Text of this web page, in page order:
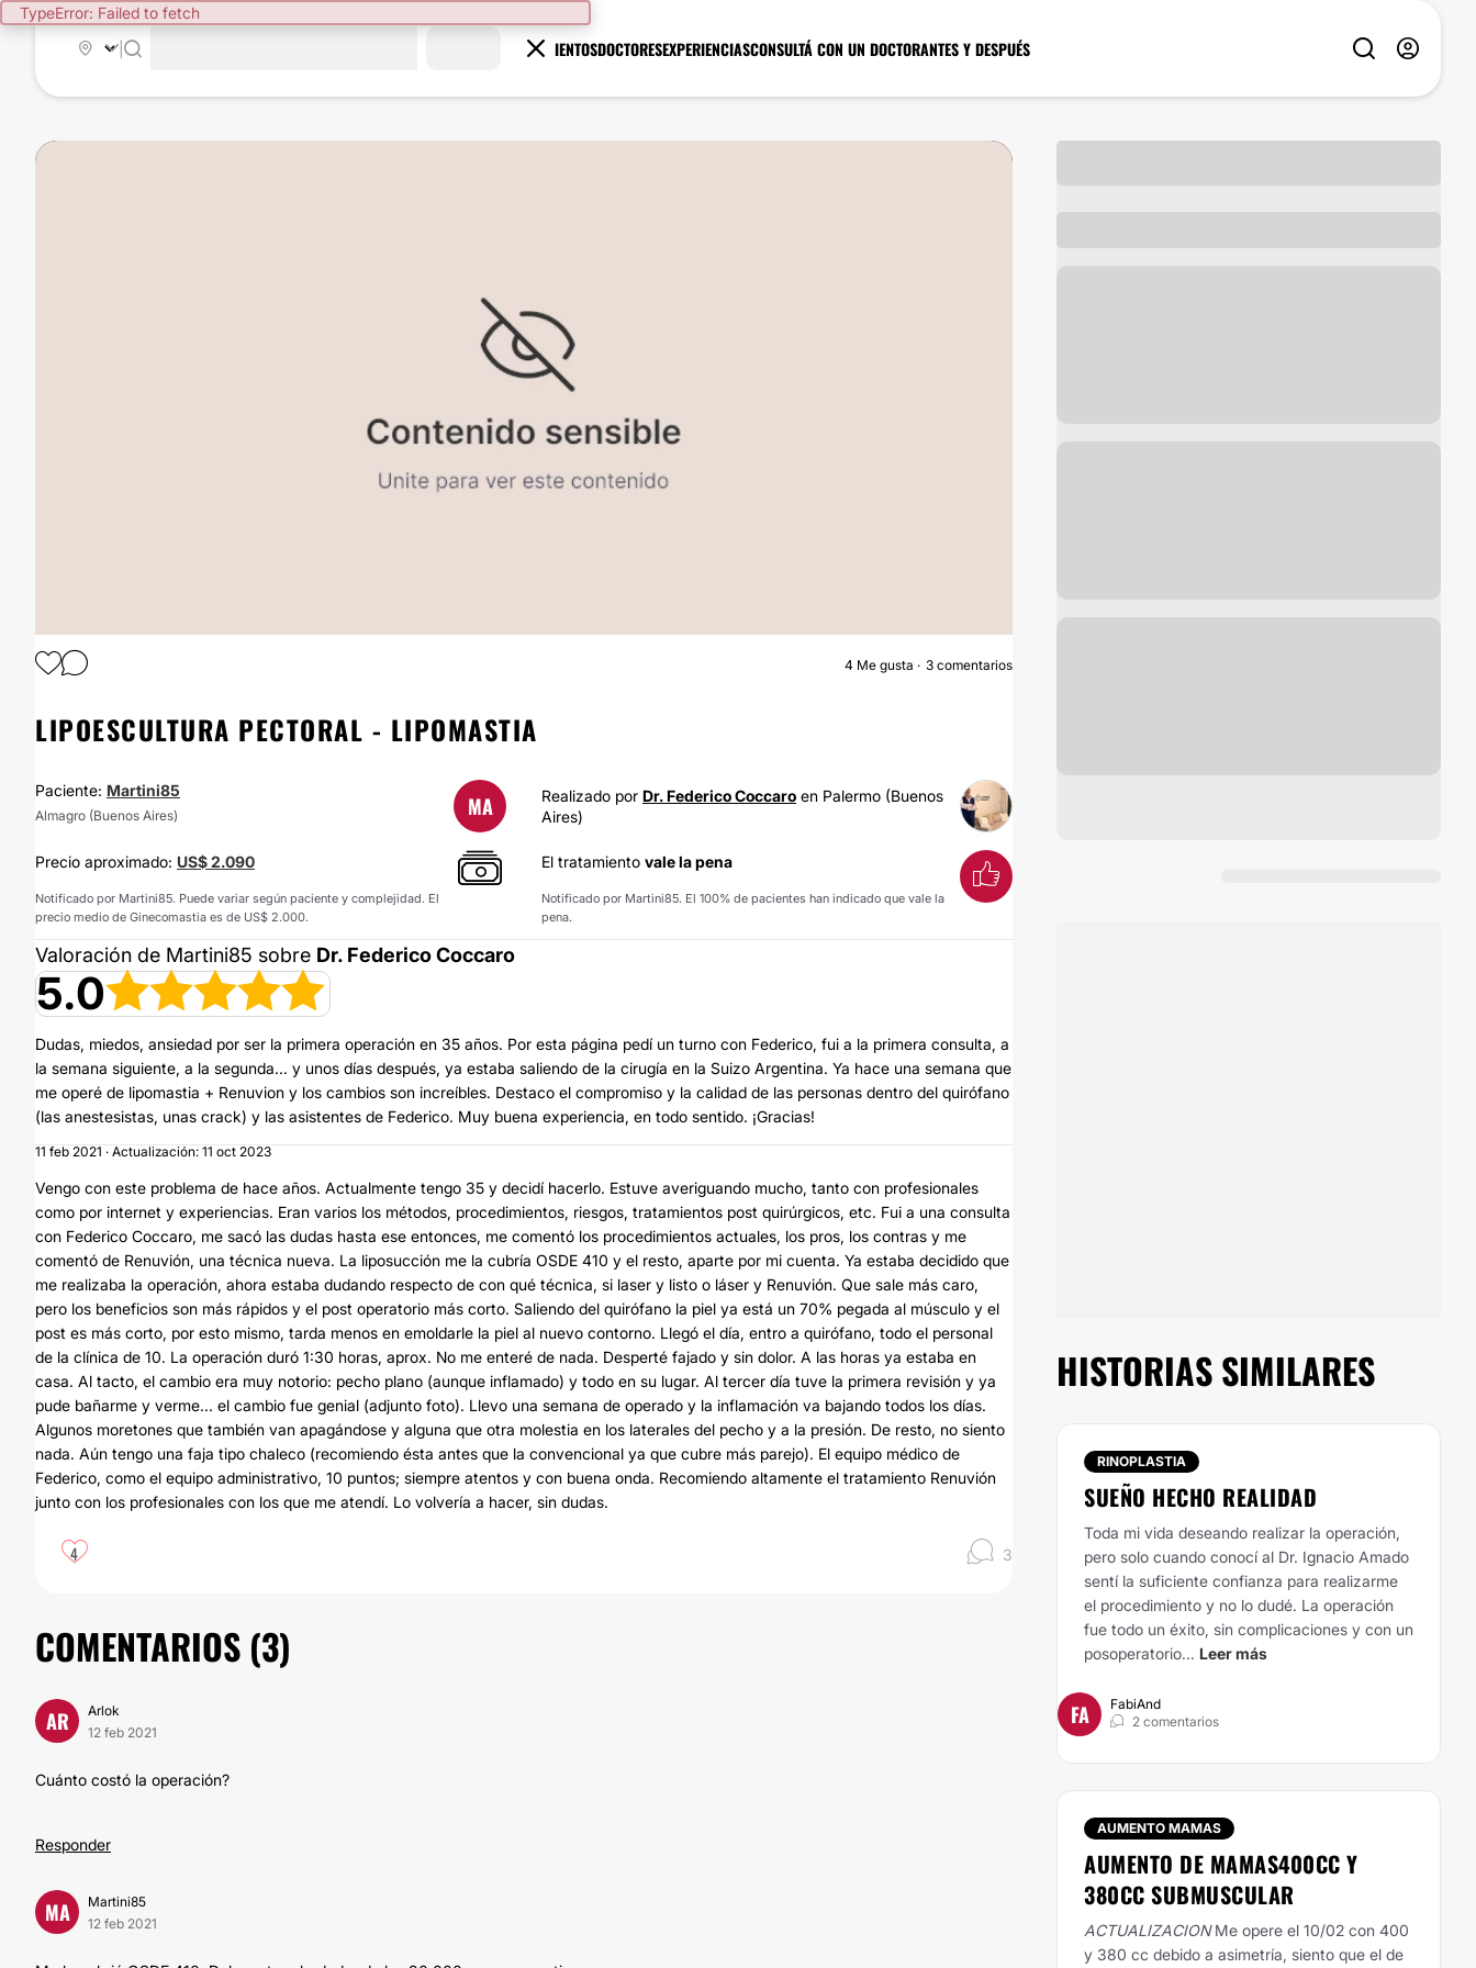
TypeError: Failed to fetch
TRATAMIENTOSDOCTORESEXPERIENCIASCONSULTÁ CON UN DOCTORANTES Y DESPUÉS
GINECOMASTIA
4 Me gusta 3 comentarios
LIPOESCULTURA PECTORAL - LIPOMASTIA
Paciente: Martini85
Almagro (Buenos Aires) MA Realizado por Dr. Federico Coccaro en Palermo (Buenos
Aires)
Precio aproximado: US$ 2.090
Notificado por Martini85. Puede variar según paciente y complejidad. El
precio medio de Ginecomastia es de US$ 2.000.
El tratamiento vale la pena
Notificado por Martini85. El 100% de pacientes han indicado que vale la
pena.
Valoración de Martini85 sobre Dr. Federico Coccaro
5.0
Dudas, miedos, ansiedad por ser la primera operación en 35 años. Por esta página pedí un turno con Federico, fui a la primera consulta, a
la semana siguiente, a la segunda... y unos días después, ya estaba saliendo de la cirugía en la Suizo Argentina. Ya hace una semana que
me operé de lipomastia + Renuvion y los cambios son increíbles. Destaco el compromiso y la calidad de las personas dentro del quirófano
(las anestesistas, unas crack) y las asistentes de Federico. Muy buena experiencia, en todo sentido. ¡Gracias!
11 feb 2021 · Actualización: 11 oct 2023
Vengo con este problema de hace años. Actualmente tengo 35 y decidí hacerlo. Estuve averiguando mucho, tanto con profesionales
como por internet y experiencias. Eran varios los métodos, procedimientos, riesgos, tratamientos post quirúrgicos, etc. Fui a una consulta
con Federico Coccaro, me sacó las dudas hasta ese entonces, me comentó los procedimientos actuales, los pros, los contras y me
comentó de Renuvión, una técnica nueva. La liposucción me la cubría OSDE 410 y el resto, aparte por mi cuenta. Ya estaba decidido que
me realizaba la operación, ahora estaba dudando respecto de con qué técnica, si laser y listo o láser y Renuvión. Que sale más caro,
pero los beneficios son más rápidos y el post operatorio más corto. Saliendo del quirófano la piel ya está un 70% pegada al músculo y el
post es más corto, por esto mismo, tarda menos en emoldarle la piel al nuevo contorno. Llegó el día, entro a quirófano, todo el personal
de la clínica de 10. La operación duró 1:30 horas, aprox. No me enteré de nada. Desperté fajado y sin dolor. A las horas ya estaba en
casa. Al tacto, el cambio era muy notorio: pecho plano (aunque inflamado) y todo en su lugar. Al tercer día tuve la primera revisión y ya
pude bañarme y verme... el cambio fue genial (adjunto foto). Llevo una semana de operado y la inflamación va bajando todos los días.
Algunos moretones que también van apagándose y alguna que otra molestia en los laterales del pecho y a la presión. De resto, no siento
nada. Aún tengo una faja tipo chaleco (recomiendo ésta antes que la convencional ya que cubre más parejo). El equipo médico de
Federico, como el equipo administrativo, 10 puntos; siempre atentos y con buena onda. Recomiendo altamente el tratamiento Renuvión
junto con los profesionales con los que me atendí. Lo volvería a hacer, sin dudas.
4 3
COMENTARIOS (3)
AR
Arlok
12 feb 2021
Cuánto costó la operación?
Responder
MA
Martini85
12 feb 2021
HISTORIAS SIMILARES
RINOPLASTIA
SUEÑO HECHO REALIDAD
Toda mi vida deseando realizar la operación,
pero solo cuando conocí al Dr. Ignacio Amado
sentí la suficiente confianza para realizarme
el procedimiento y no lo dudé. La operación
fue todo un éxito, sin complicaciones y con un
posoperatorio... Leer más
FA
FabiAnd
2 comentarios
AUMENTO MAMAS
AUMENTO DE MAMAS400CC Y
380CC SUBMUSCULAR
ACTUALIZACIONMe opere el 10/02 con 400
y 380 cc debido a asimetría, siento que el de